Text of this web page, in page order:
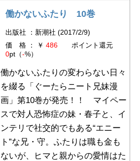
働かないふたり 10巻
出版社 ：新潮社 (2017/2/9)
価 格 ： ￥ 486ポイント還元
0pt（-%）
働かないふたりの変わらない日々
を綴る「ぐーたらニート兄妹漫
画」第10巻が発売！！ マイペー
スで対人恐怖症の妹・春子と、イ
ンテリで社交的でもある“エニー
ト”な兄・守。ふたりは職も金も
ないが、ヒマと親からの愛情はた